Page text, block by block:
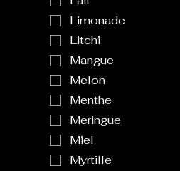
Limonade
Litchi
Mangue
Melon
Menthe
Meringue
Miel
Myrtille